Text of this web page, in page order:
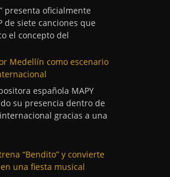
presenta oficialmente
de siete canciones que
el concepto del
Medellín como escenario
española MAPY
su presencia dentro de
gracias a una
“Bendito” y convierte
una fiesta musical